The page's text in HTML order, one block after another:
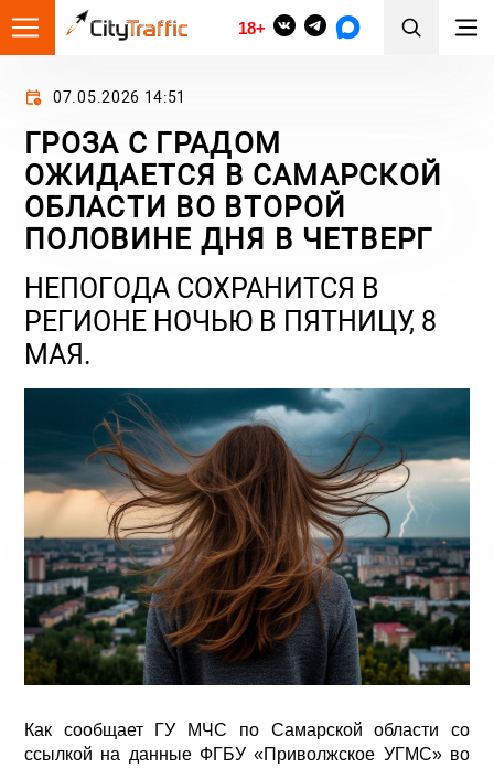
18+
07.05.2026 14:51
ГРОЗА С ГРАДОМ
ОЖИДАЕТСЯ В САМАРСКОЙ
ОБЛАСТИ ВО ВТОРОЙ
ПОЛОВИНЕ ДНЯ В ЧЕТВЕРГ
НЕПОГОДА СОХРАНИТСЯ В
РЕГИОНЕ НОЧЬЮ В ПЯТНИЦУ, 8
МАЯ.
Как сообщает ГУ МЧС по Самарской области со
ссылкой на данные ФГБУ «Приволжское УГМС» во